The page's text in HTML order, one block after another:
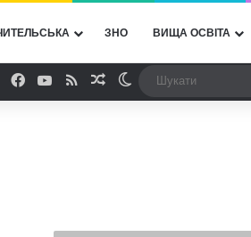
ЗНО ВИЩА ОСВІТА
Facebook
YouTube
RSSВипадкова стаття
Switch skin